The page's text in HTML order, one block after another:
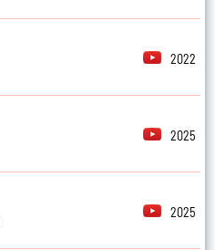
2022
2025
2025